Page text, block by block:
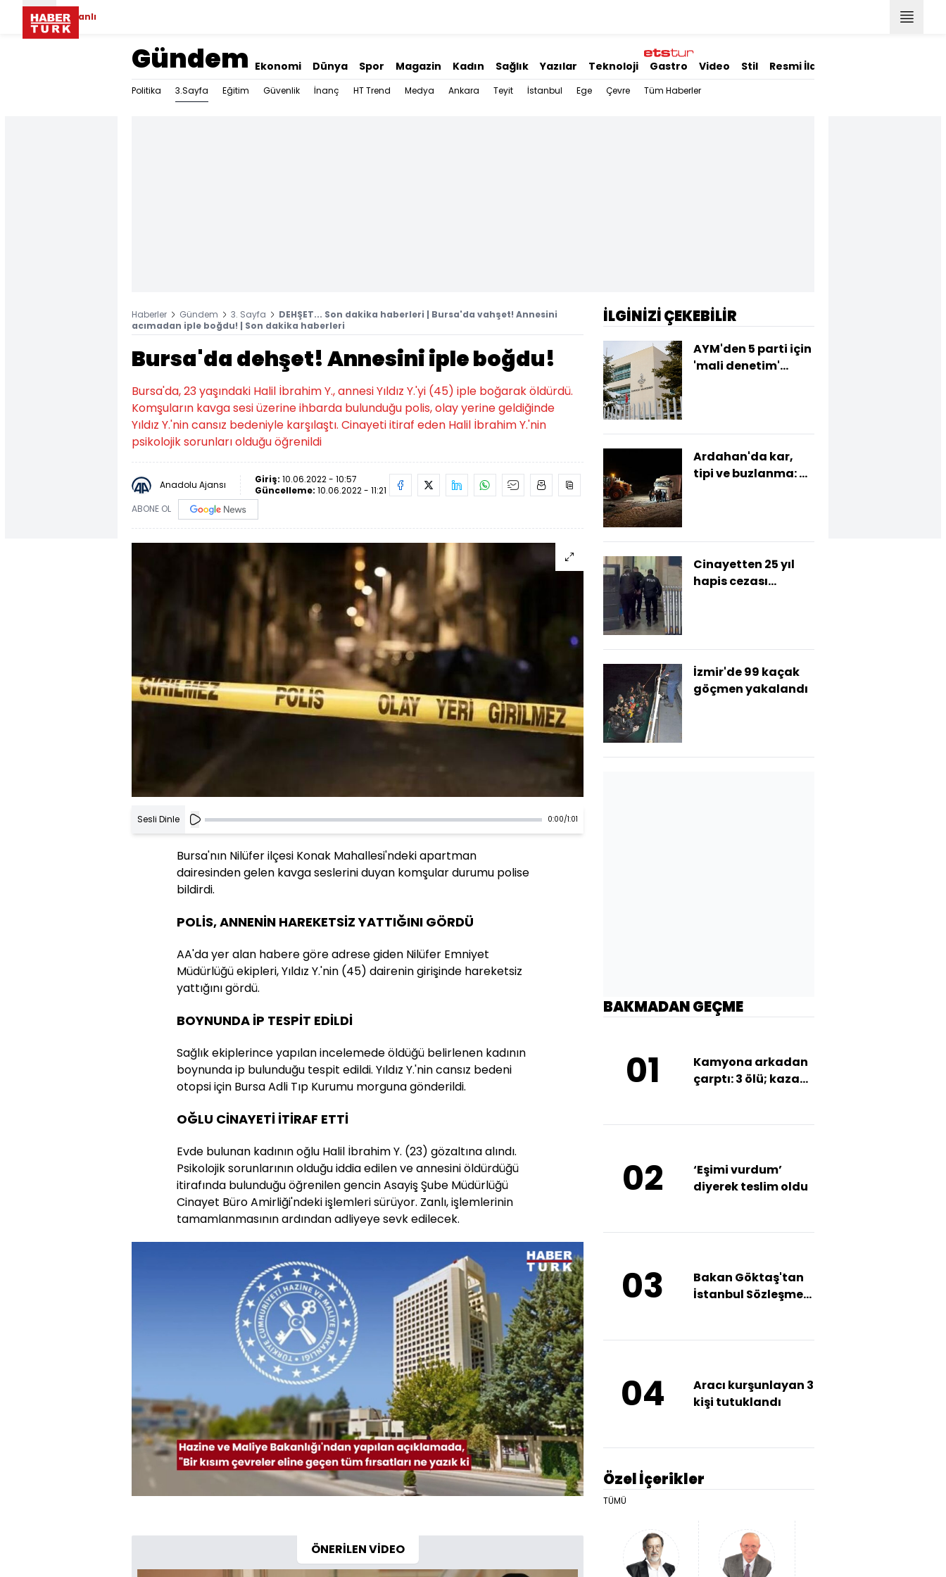
Canlı
Gündem Ekonomi Dünya Spor Magazin Kadın Sağlık Yazılar Teknoloji Gastro Video Stil Resmi İlanlar
Politika 3.Sayfa Eğitim Güvenlik İnanç HT Trend Medya Ankara Teyit İstanbul Ege Çevre Tüm Haberler
Haberler Gündem 3. Sayfa
DEHŞET... Son dakika haberleri | Bursa'da vahşet! Annesini
acımadan iple boğdu! | Son dakika haberleri
Bursa'da dehşet! Annesini iple boğdu!
Bursa'da, 23 yaşındaki Halil İbrahim Y., annesi Yıldız Y.'yi (45) iple boğarak öldürdü.
Komşuların kavga sesi üzerine ihbarda bulunduğu polis, olay yerine geldiğinde
Yıldız Y.'nin cansız bedeniyle karşılaştı. Cinayeti itiraf eden Halil İbrahim Y.'nin
psikolojik sorunları olduğu öğrenildi
Anadolu Ajansı Giriş: 10.06.2022 - 10:57
Güncelleme: 10.06.2022 - 11:21
ABONE OL
Sesli Dinle 0:00/1:01
Bursa'nın Nilüfer ilçesi Konak Mahallesi'ndeki apartman
dairesinden gelen kavga seslerini duyan komşular durumu polise
bildirdi.
POLİS, ANNENİN HAREKETSİZ YATTIĞINI GÖRDÜ
AA'da yer alan habere göre adrese giden Nilüfer Emniyet
Müdürlüğü ekipleri, Yıldız Y.'nin (45) dairenin girişinde hareketsiz
yattığını gördü.
BOYNUNDA İP TESPİT EDİLDİ
Sağlık ekiplerince yapılan incelemede öldüğü belirlenen kadının
boynunda ip bulunduğu tespit edildi. Yıldız Y.'nin cansız bedeni
otopsi için Bursa Adli Tıp Kurumu morguna gönderildi.
OĞLU CİNAYETİ İTİRAF ETTİ
Evde bulunan kadının oğlu Halil İbrahim Y. (23) gözaltına alındı.
Psikolojik sorunlarının olduğu iddia edilen ve annesini öldürdüğü
itirafında bulunduğu öğrenilen gencin Asayiş Şube Müdürlüğü
Cinayet Büro Amirliği'ndeki işlemleri sürüyor. Zanlı, işlemlerinin
tamamlanmasının ardından adliyeye sevk edilecek.
Yüklendi:
57.59%
Oynatma
Hızı
ÖNERİLEN VİDEO
Özel İçerikler
TÜMÜ
İLGİNİZİ ÇEKEBİLİR
AYM'den 5 parti için
'mali denetim'
Ardahan'da kar,
tipi ve buzlanma: 4
Cinayetten 25 yıl
hapis cezası
İzmir'de 99 kaçak
göçmen yakalandı
BAKMADAN GEÇME
01
Kamyona arkadan
çarptı: 3 ölü; kaza
02
‘Eşimi vurdum’
diyerek teslim oldu
03
Bakan Göktaş'tan
İstanbul Sözleşmesi
04
Aracı kurşunlayan 3
kişi tutuklandı